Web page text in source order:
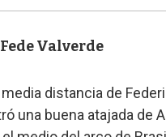
Valverde
distancia de
una buena atajada de